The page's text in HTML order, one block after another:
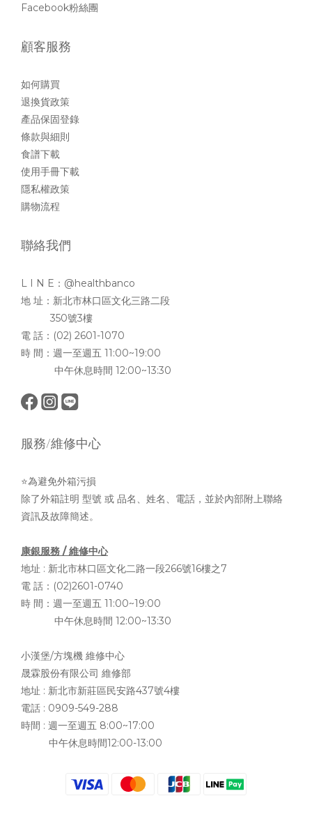
Facebook粉絲團
顧客服務
如何購買
退換貨政策
產品保固登錄
條款與細則
食譜下載
使用手冊下載
隱私權政策
購物流程
聯絡我們
L I N E：@healthbanco
地 址：新北市林口區文化三路二段
350號3樓
電 話：(02) 2601-1070
時 間：週一至週五 11:00~19:00
中午休息時間 12:00~13:30
服務/維修中心
⭐為避免外箱污損
除了外箱註明 型號 或 品名、姓名、電話，並於內部附上聯絡
資訊及故障簡述。
康銀服務 / 維修中心
地址 : 新北市林口區文化二路一段266號16樓之7
電 話：(02)2601-0740
時 間：週一至週五 11:00~19:00
中午休息時間 12:00~13:30
小漢堡/方塊機 維修中心
晟霖股份有限公司 維修部
地址 : 新北市新莊區民安路437號4樓
電話 : 0909-549-288
時間 : 週一至週五 8:00~17:00
中午休息時間12:00-13:00